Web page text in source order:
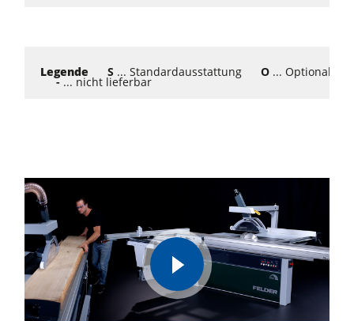
Legende S ... Standardausstattung O ... Optional
- ... nicht lieferbar
play